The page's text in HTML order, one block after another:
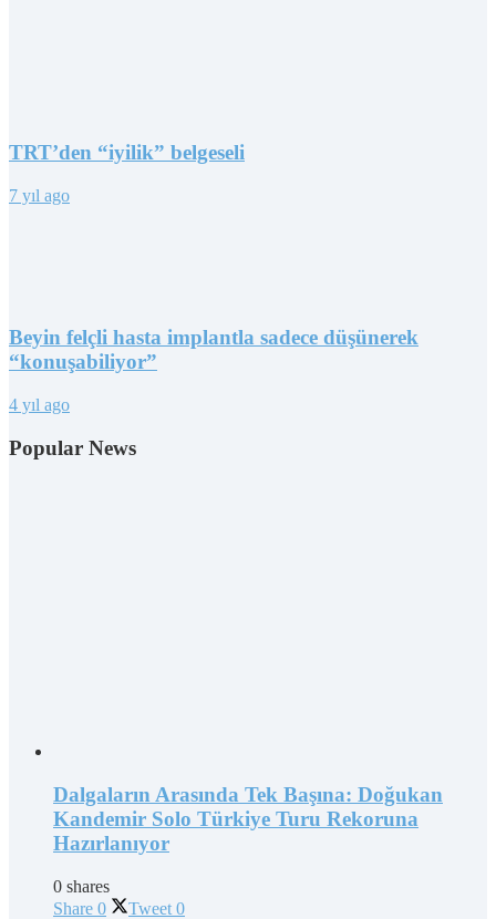
TRT’den “iyilik” belgeseli
7 yıl ago
Beyin felçli hasta implantla sadece düşünerek
“konuşabiliyor”
4 yıl ago
Popular News
Dalgaların Arasında Tek Başına: Doğukan
Kandemir Solo Türkiye Turu Rekoruna
Hazırlanıyor
0 shares
Share 0 Tweet 0